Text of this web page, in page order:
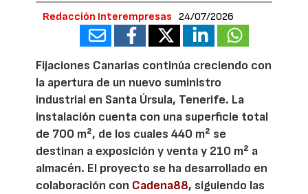
Redacción Interempresas 24/07/2026
Fijaciones Canarias continúa creciendo con
la apertura de un nuevo suministro
industrial en Santa Úrsula, Tenerife. La
instalación cuenta con una superficie total
de 700 m², de los cuales 440 m² se
destinan a exposición y venta y 210 m² a
almacén. El proyecto se ha desarrollado en
colaboración con Cadena88, siguiendo las